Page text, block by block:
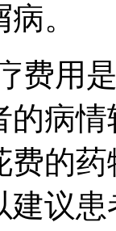
。
费用
的病
费的
建议